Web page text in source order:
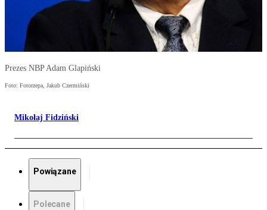
Prezes NBP Adam Glapiński
Foto: Fotorzepa, Jakub Czermiński
Mikołaj Fidziński
Powiązane
Polecane